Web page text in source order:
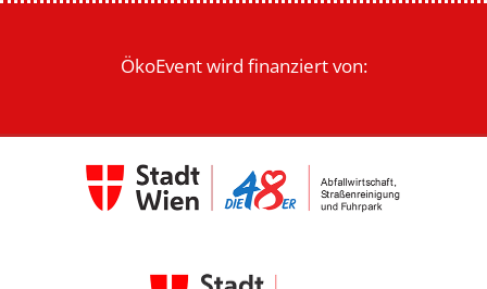
ÖkoEvent wird finanziert von: